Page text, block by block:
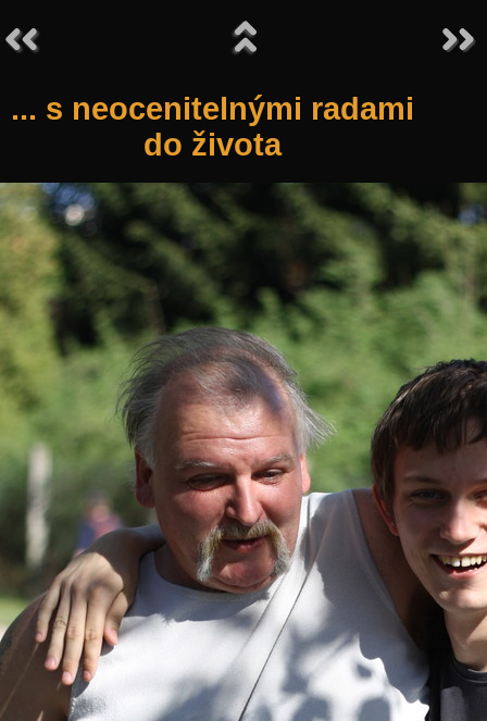
... s neocenitelnými radami
do života